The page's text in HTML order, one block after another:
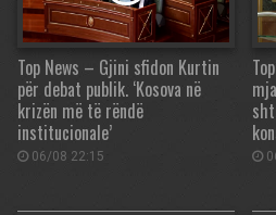
Top News – Gjini sfidon Kurtin
për debat publik. ‘Kosova në
krizën më të rëndë
institucionale’
06/08 22:15